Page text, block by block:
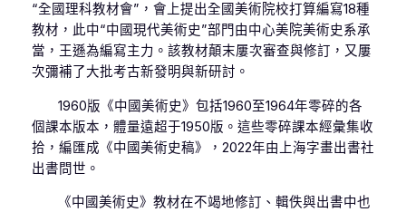
“全國理科教材會”，會上提出全國美術院校打算編寫18種
教材，此中“中國現代美術史”部門由中心美院美術史系承
當，王遜為編寫主力。該教材顛末屢次審查與修訂，又屢
次彌補了大批考古新發明與新研討。
1960版《中國美術史》包括1960至1964年零碎的各
個課本版本，體量遠超于1950版。這些零碎課本經彙集收
拾，編匯成《中國美術史稿》，2022年由上海字畫出書社
出書問世。
《中國美術史》教材在不竭地修訂、輯佚與出書中也